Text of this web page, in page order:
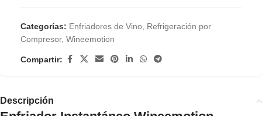
Categorías: Enfriadores de Vino
Refrigeración por
Compresor, Wineemotion
Compartir:
Descripción